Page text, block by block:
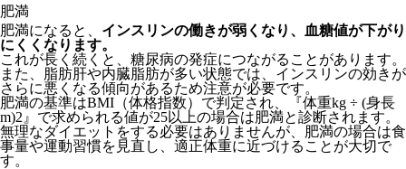
肥満
肥満になると、 インスリンの働きが弱くなり、血糖値が下がり
にくくなります。
これが長く続くと、糖尿病の発症につながることがあります。
また、脂肪肝や内臓脂肪が多い状態では、インスリンの効きが
さらに悪くなる傾向があるため注意が必要です。
肥満の基準はBMI（体格指数）で判定され、『体重kg ÷ (身長
m)2』で求められる値が25以上の場合は肥満と診断されます。
無理なダイエットをする必要はありませんが、肥満の場合は食
事量や運動習慣を見直し、適正体重に近づけることが大切で
す。